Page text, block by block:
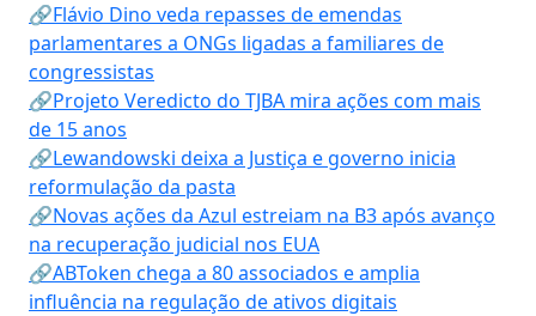
🔗Flávio Dino veda repasses de emendas
parlamentares a ONGs ligadas a familiares de
congressistas
🔗Projeto Veredicto do TJBA mira ações com mais
de 15 anos
🔗Lewandowski deixa a Justiça e governo inicia
reformulação da pasta
🔗Novas ações da Azul estreiam na B3 após avanço
na recuperação judicial nos EUA
🔗ABToken chega a 80 associados e amplia
influência na regulação de ativos digitais